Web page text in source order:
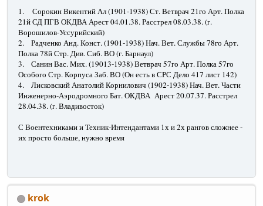
1.
Сорокин Викентий Ал (1901-1938) Ст. Ветврач 21го Арт. Полка
21й СД ПГВ ОКДВА Арест 04.01.38. Расстрел 08.03.38. (г.
Ворошилов-Уссурийский)
2.
Радченко Анд. Конст. (1901-1938) Нач. Вет. Службы 78го Арт.
Полка 78й Стр. Див. Сиб. ВО (г. Барнаул)
3.
Санин Вас. Мих. (19013-1938) Ветврач 57го Арт. Полка 57го
Особого Стр. Корпуса Заб. ВО (Он есть в СРС Дело 417 лист 142)
4.
Лисковский Анатолий Корнилович (1902-1938) Нач. Вет. Части
Инженерно-Аэродромного Бат. ОКДВА Арест 20.07.37. Расстрел
28.04.38. (г. Владивосток)
С Воентехниками и Техник-Интендантами 1х и 2х рангов сложнее -
их просто больше, нужно время
krok